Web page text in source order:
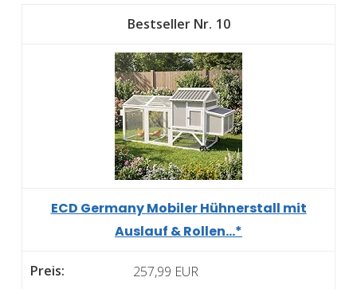
10
ECD Germany Mobiler Hühnerstall mit
Auslauf & Rollen...*
257,99 EUR